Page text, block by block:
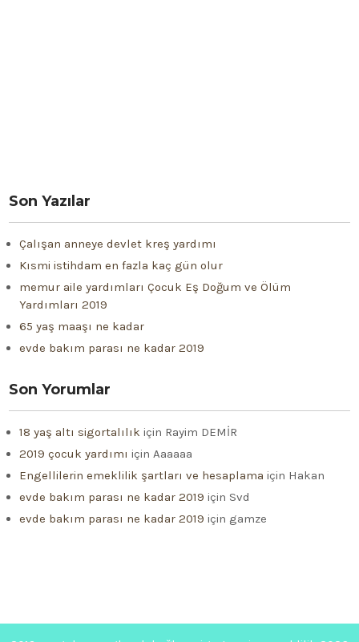
Son Yazılar
Çalışan anneye devlet kreş yardımı
Kısmi istihdam en fazla kaç gün olur
memur aile yardımları Çocuk Eş Doğum ve Ölüm
Yardımları 2019
65 yaş maaşı ne kadar
evde bakım parası ne kadar 2019
Son Yorumlar
18 yaş altı sigortalılık için Rayim DEMİR
2019 çocuk yardımı içinAaaaaa
Engellilerin emeklilik şartları ve hesaplama için Hakan
evde bakım parası ne kadar 2019 için Svd
evde bakım parası ne kadar 2019 için gamze